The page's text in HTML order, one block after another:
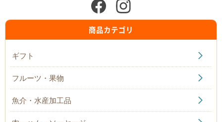
商品カテゴリ
ギフト
フルーツ・果物
魚介・水産加工品